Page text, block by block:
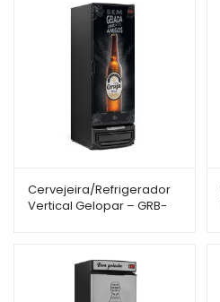
Cervejeira/Refrigerador
Vertical Gelopar – GRB-